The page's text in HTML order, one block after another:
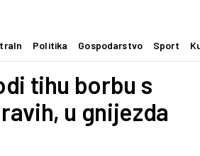
Politika Gospodarstvo Sport
tihu borbu s
u gnijezda